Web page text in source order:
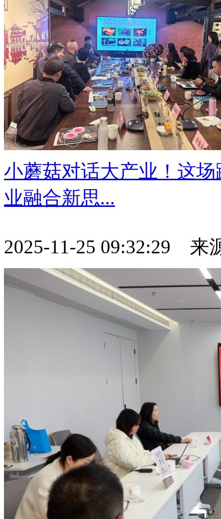
小蘑菇对话大产业！这
业融合新思...
2025-11-25 09:32:29 来